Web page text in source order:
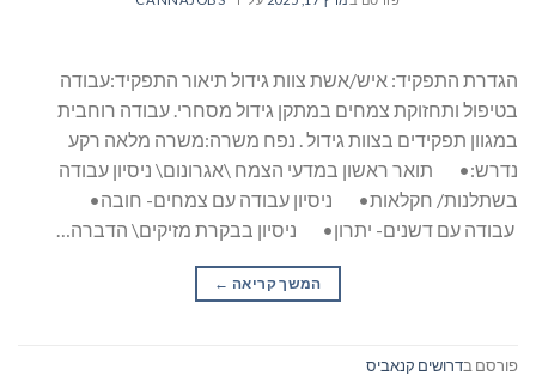
הגדרת התפקיד: איש/אשת צוות גידול תיאור התפקיד:עבודה
בטיפול ותחזוקת צמחים במתקן גידול מסחרי. עבודה רוחבית
במגוון תפקידים בצוות גידול . נפח משרה:משרה מלאה רקע
נדרש:• תואר ראשון במדעי הצמח \אגרונום\ ניסיון עבודה
בשתלנות/ חקלאות• ניסיון עבודה עם צמחים- חובה•
עבודה עם דשנים- יתרון• ניסיון בבקרת מזיקים\ הדברה…
המשך קריאה →
פורסם בדרושים קנאביס